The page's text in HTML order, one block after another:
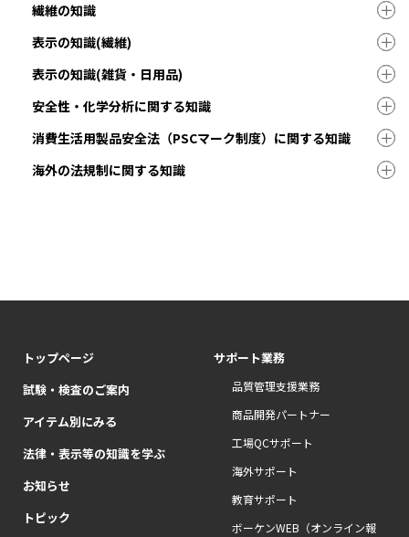
繊維の知識
表示の知識(繊維)
表示の知識(雑貨・日用品)
安全性・化学分析に関する知識
消費生活用製品安全法（PSCマーク制度）に関する知識
海外の法規制に関する知識
トップページ
試験・検査のご案内
アイテム別にみる
法律・表示等の知識を学ぶ
お知らせ
トピック
サポート業務
品質管理支援業務
商品開発パートナー
工場QCサポート
海外サポート
教育サポート
ボーケンWEB（オンライン報